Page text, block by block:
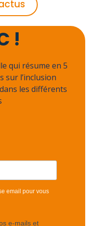
à
!
qui résume en 5
sur l’inclusion
les différents
email pour vous
e-mails et